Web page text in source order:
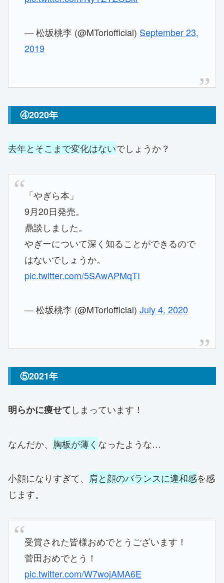
— 松坂桃李 (@MToriofficial) September 23,
2019
④2020年
去年とそこまで変化はないでしょうか？
「やぎら本」
9月20日発売。
鼎談しました。
やぎーについて深く知ることができるので
はないでしょうか。
pic.twitter.com/5SAwAPMqTI
— 松坂桃李 (@MToriofficial)July 4, 2020
⑤2021年
明らかに痩せてしまっています！
なんだか、 胸板が薄く なったような…
小顔になりすぎて、 肩と顔のバランスに違和感を感
じます。
受賞された皆様おめでとうございます！
菅田おめでとう！
pic.twitter.com/W7wojAMA6E